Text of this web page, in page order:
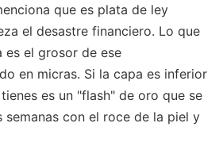
que es plata de ley
el desastre financiero. Lo que
es el grosor de ese
en micras. Si la capa es inferior
es un "flash" de oro que se
semanas con el roce de la piel y